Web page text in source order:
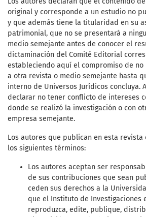
original y corresponde a un estudio no
y que además tiene la titularidad en su
patrimonial, que no se presentará a
medio semejante antes de conocer el
dictaminación del Comité Editorial
estableciendo aquí el compromiso de
a otra revista o medio semejante hasta
interno de Universos Jurídicos concluya.
declarar no tener conflicto de intereses
donde se realizó la investigación o con
empresa semejante.
Los autores que publican en esta revista
los siguientes términos:
Los autores aceptan ser
de sus contribuciones que sean
ceden sus derechos a la
que el Instituto de Investigaciones
reproduzca, edite, publique,